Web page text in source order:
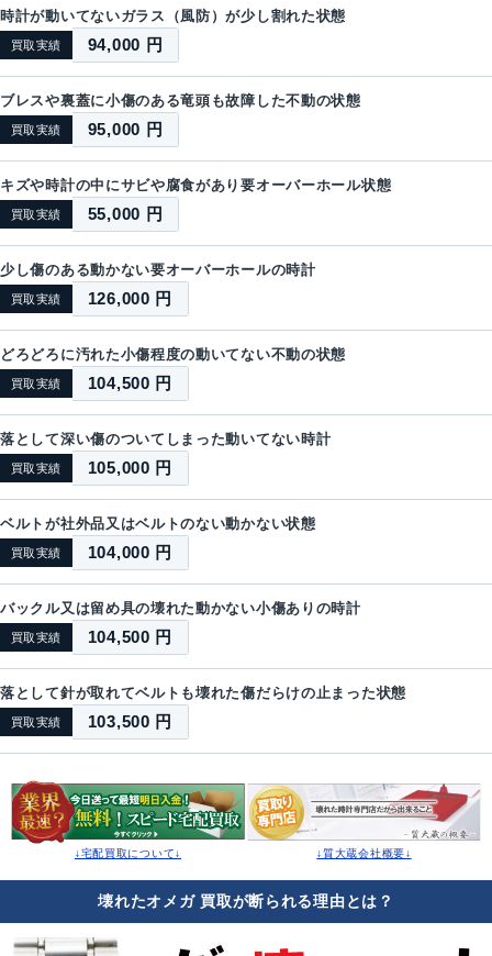
時計が動いてないガラス（風防）が少し割れた状態
買取実績 94,000 円
ブレスや裏蓋に小傷のある竜頭も故障した不動の状態
買取実績 95,000 円
キズや時計の中にサビや腐食があり要オーバーホール状態
買取実績 55,000 円
少し傷のある動かない要オーバーホールの時計
買取実績 126,000 円
どろどろに汚れた小傷程度の動いてない不動の状態
買取実績 104,500 円
落として深い傷のついてしまった動いてない時計
買取実績 105,000 円
ベルトが社外品又はベルトのない動かない状態
買取実績 104,000 円
バックル又は留め具の壊れた動かない小傷ありの時計
買取実績 104,500 円
落として針が取れてベルトも壊れた傷だらけの止まった状態
買取実績 103,500 円
↓宅配買取について↓ ↓質大蔵会社概要↓
壊れたオメガ 買取が断られる理由とは？